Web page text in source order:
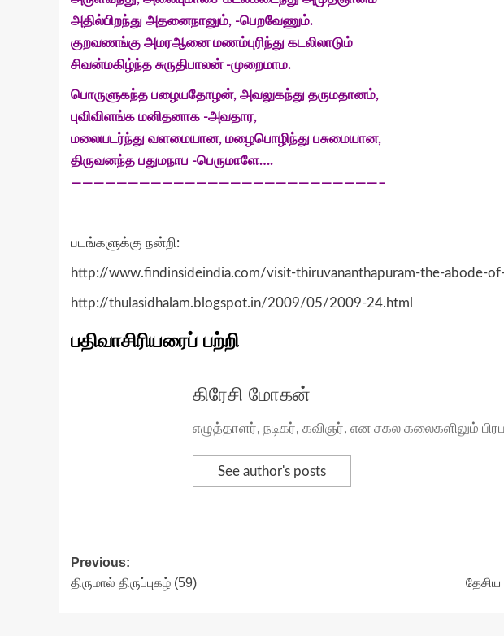
அதில்பிறந்து அதனைநானும், -பெறவேணும்.
குறவணங்கு அமரஆனை மணம்புரிந்து கடலிலாடும்
சிவன்மகிழ்ந்த சுருதிபாலன் -முறைமாம.
பொருளுகந்த பழையதோழன், அவலுகந்து தருமதானம்,
புவிவிளங்க மனிதனாக -அவதார,
மலையடர்ந்து வளமையான, மழைபொழிந்து பசுமையான,
திருவனந்த பதுமநாப -பெருமாளே….
———————————————————————————–
படங்களுக்கு நன்றி:
http://www.findinsideindia.com/visit-thiruvananthapuram-the-abode-
http://thulasidhalam.blogspot.in/2009/05/2009-24.html
பதிவாசிரியரைப் பற்றி
கிரேசி மோகன்
எழுத்தாளர், நடிகர், கவிஞர், என சகல கலைகளிலும்
See author's posts
Post
navigation
Previous:
திருமால் திருப்புகழ் (59)